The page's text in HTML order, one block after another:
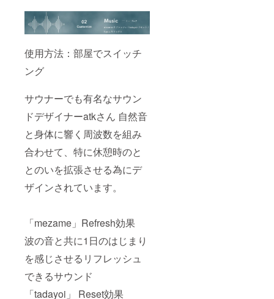
使用方法：部屋でスイッチ
ング
サウナーでも有名なサウン
ドデザイナーatkさん 自然音
と身体に響く周波数を組み
合わせて、特に休憩時のと
とのいを拡張させる為にデ
ザインされています。
「mezame」Refresh効果
波の音と共に1日のはじまり
を感じさせるリフレッシュ
できるサウンド
「tadayoi」 Reset効果